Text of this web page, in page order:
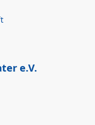
e.V.
e.V.